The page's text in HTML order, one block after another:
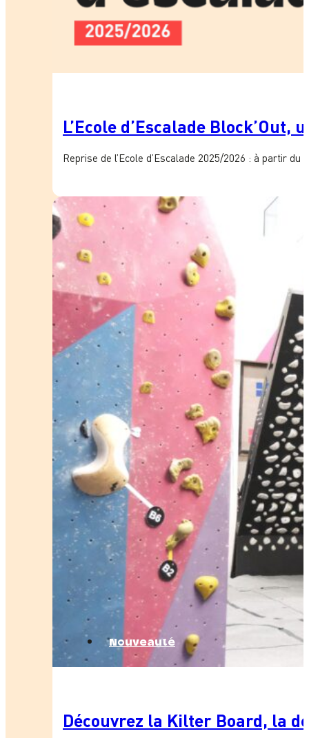
L’Ecole d’Escalade
Reprise de l’Ecole d’Escalade 2025/2026 : à partir
Nouveauté
Découvrez la Kilter Board, la